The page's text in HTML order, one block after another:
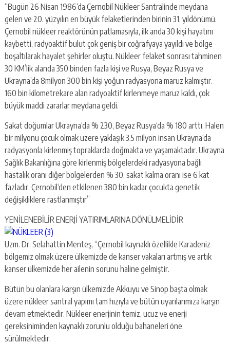
“Bugün 26 Nisan 1986‘da Çernobil Nükleer Santralinde meydana
gelen ve 20. yüzyılın en büyük felaketlerinden birinin 31. yıldönümü.
Çernobil nükleer reaktörünün patlamasıyla, ilk anda 30 kişi hayatını
kaybetti, radyoaktif bulut çok geniş bir coğrafyaya yayıldı ve bölge
boşaltılarak hayalet şehirler oluştu. Nükleer felaket sonrası tahminen
30 KM’lik alanda 350 binden fazla kişi ve Rusya, Beyaz Rusya ve
Ukrayna’da 8milyon 300 bin kişi yoğun radyasyona maruz kalmıştır.
160 bin kilometrekare alan radyoaktif kirlenmeye maruz kaldı, çok
büyük maddi zararlar meydana geldi.
Sakat doğumlar Ukrayna‘da % 230, Beyaz Rusya‘da % 180 arttı. Halen
bir milyonu çocuk olmak üzere yaklaşık 3.5 milyon insan Ukrayna‘da
radyasyonla kirlenmiş topraklarda doğmakta ve yaşamaktadır. Ukrayna
Sağlık Bakanlığına göre kirlenmiş bölgelerdeki radyasyona bağlı
hastalık oranı diğer bölgelerden % 30, sakat kalma oranı ise 6 kat
fazladır. Çernobil‘den etkilenen 380 bin kadar çocukta genetik
değişikliklere rastlanmıştır”
YENİLENEBİLİR ENERJİ YATIRIMLARINA DÖNÜLMELİDİR
Uzm. Dr. Selahattin Menteş, “Çernobil kaynaklı özellikle Karadeniz
bölgemiz olmak üzere ülkemizde de kanser vakaları artmış ve artık
kanser ülkemizde her ailenin sorunu haline gelmiştir.
Bütün bu olanlara karşın ülkemizde Akkuyu ve Sinop başta olmak
üzere nükleer santral yapımı tam hızıyla ve bütün uyarılarımıza karşın
devam etmektedir. Nükleer enerjinin temiz, ucuz ve enerji
gereksiniminden kaynaklı zorunlu olduğu bahaneleri öne
sürülmektedir.